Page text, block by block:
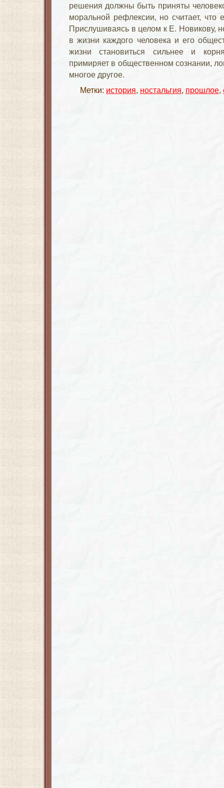
решения должны быть приняты
моральной рефлексии, но считает, что
Прислушиваясь в целом к Е. Новикову,
в жизни каждого человека и его
жизни становиться сильнее и
примиряет в общественном сознании,
многое другое.
Метки: история, ностальгия, прошлое,